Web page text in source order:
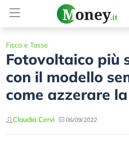
Fisco e Tasse
Fotovoltaico più
con il modello
come azzerare
Claudia Cervi 06/09/2022